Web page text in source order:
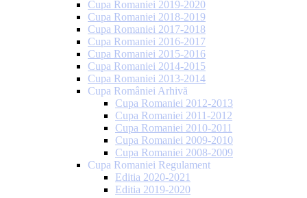
Cupa Romaniei 2019-2020
Cupa Romaniei 2018-2019
Cupa Romaniei 2017-2018
Cupa Romaniei 2016-2017
Cupa Romaniei 2015-2016
Cupa Romaniei 2014-2015
Cupa Romaniei 2013-2014
Cupa României Arhivă
Cupa Romaniei 2012-2013
Cupa Romaniei 2011-2012
Cupa Romaniei 2010-2011
Cupa Romaniei 2009-2010
Cupa Romaniei 2008-2009
Cupa Romaniei Regulament
Editia 2020-2021
Editia 2019-2020